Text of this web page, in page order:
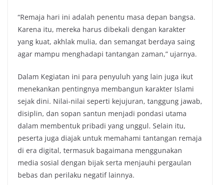
“Remaja hari ini adalah penentu masa depan bangsa.
Karena itu, mereka harus dibekali dengan karakter
yang kuat, akhlak mulia, dan semangat berdaya saing
agar mampu menghadapi tantangan zaman,” ujarnya.
Dalam Kegiatan ini para penyuluh yang lain juga ikut
menekankan pentingnya membangun karakter Islami
sejak dini. Nilai-nilai seperti kejujuran, tanggung jawab,
disiplin, dan sopan santun menjadi pondasi utama
dalam membentuk pribadi yang unggul. Selain itu,
peserta juga diajak untuk memahami tantangan remaja
di era digital, termasuk bagaimana menggunakan
media sosial dengan bijak serta menjauhi pergaulan
bebas dan perilaku negatif lainnya.